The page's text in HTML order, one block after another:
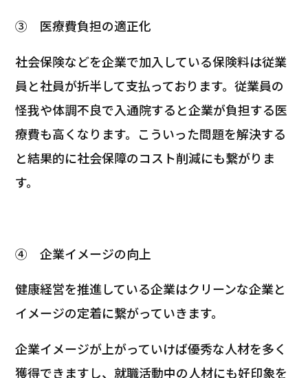
③ 医療費負担の適正化
社会保険などを企業で加入している保険料は従業
員と社員が折半して支払っております。従業員の
怪我や体調不良で入通院すると企業が負担する医
療費も高くなります。こういった問題を解決する
と結果的に社会保障のコスト削減にも繋がりま
す。
④ 企業イメージの向上
健康経営を推進している企業はクリーンな企業と
イメージの定着に繋がっていきます。
企業イメージが上がっていけば優秀な人材を多く
獲得できますし、就職活動中の人材にも好印象を